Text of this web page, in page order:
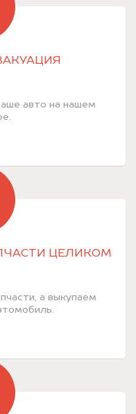
авто на нашем
ЦЕЛИКОМ
а выкупаем